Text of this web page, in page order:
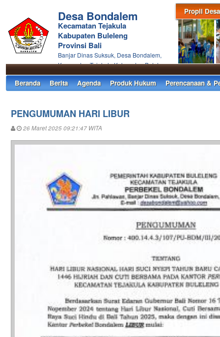
Propil Desa
Desa Bondalem
Kecamatan Tejakula
Kabupaten Buleleng
Provinsi Bali
Banjar Dinas Suksuk, Desa Bondalem,
Kecamatan Tejakula Kabupaten Buleleng
Beranda Berita Agenda Produk Hukum Perencanaan &
PENGUMUMAN HARI LIBUR
26 Maret 2025 09:21:47 WITA